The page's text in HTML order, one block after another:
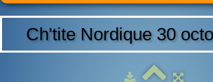
ACCUEIL
LE CLUB
Ch'tite Nordique 30